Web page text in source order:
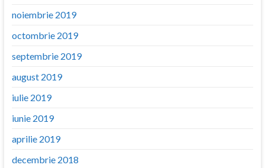
noiembrie 2019
octombrie 2019
septembrie 2019
august 2019
iulie 2019
iunie 2019
aprilie 2019
decembrie 2018